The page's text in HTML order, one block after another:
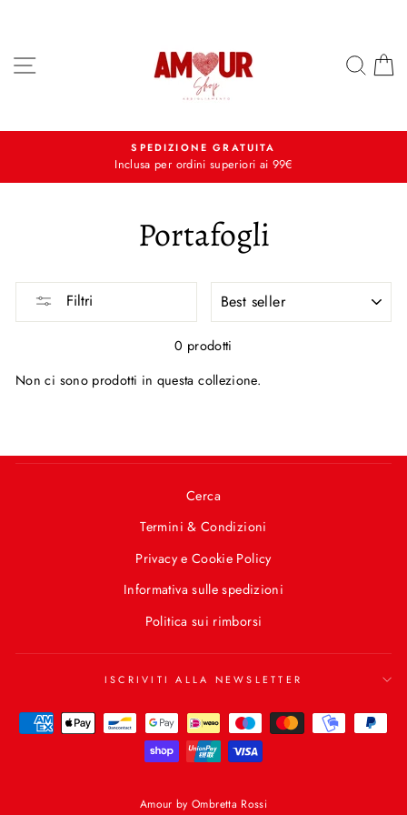
SPEDIZIONE GRATUITA
Inclusa per ordini superiori ai 99€
Portafogli
Filtri
PER
0 prodotti
Non ci sono prodotti in questa collezione.
Cerca
Termini & Condizioni
Privacy e Cookie Policy
Informativa sulle spedizioni
Politica sui rimborsi
ISCRIVITI ALLA NEWSLETTER
Amour by Ombretta Rossi